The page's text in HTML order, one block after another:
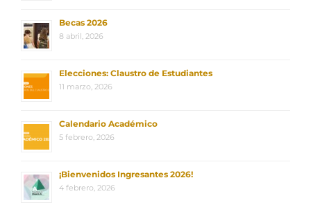
Becas 2026
8 abril, 2026
Elecciones: Claustro de Estudiantes
11 marzo, 2026
Calendario Académico
5 febrero, 2026
¡Bienvenidos Ingresantes 2026!
4 febrero, 2026